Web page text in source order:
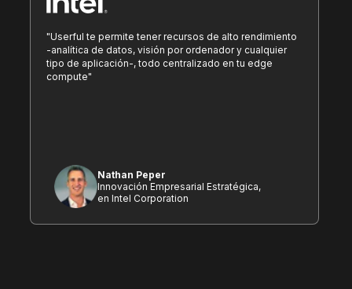
"Userful te permite tener recursos de alto rendimiento
-analítica de datos, visión por ordenador y cualquier
tipo de aplicación-, todo centralizado en tu edge
compute"
Nathan Peper
Innovación Empresarial Estratégica,
en Intel Corporation